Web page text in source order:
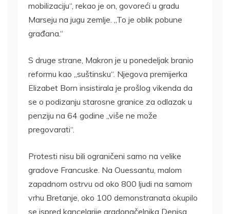
mobilizaciju“, rekao je on, govoreći u gradu
Marseju na jugu zemlje. „To je oblik pobune
građana.“
S druge strane, Makron je u ponedeljak branio
reformu kao „suštinsku“. Njegova premijerka
Elizabet Born insistirala je prošlog vikenda da
se o podizanju starosne granice za odlazak u
penziju na 64 godine „više ne može
pregovarati“.
Protesti nisu bili ograničeni samo na velike
gradove Francuske. Na Ouessantu, malom
zapadnom ostrvu od oko 800 ljudi na samom
vrhu Bretanje, oko 100 demonstranata okupilo
se ispred kancelarije gradonačelnika Denisa